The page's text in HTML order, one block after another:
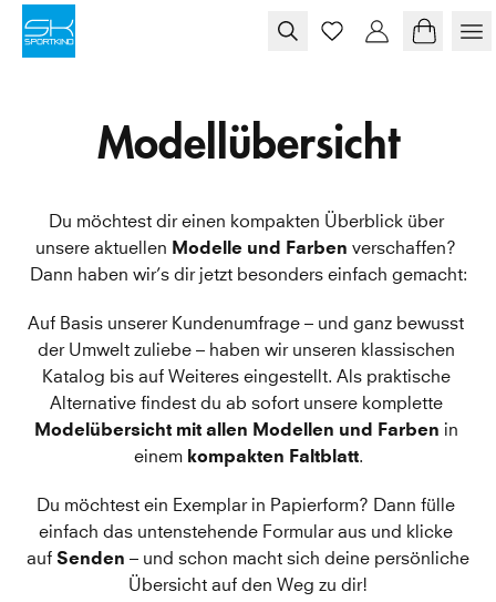
Modellübersicht
Du möchtest dir einen kompakten Überblick über
unsere aktuellen Modelle und Farben verschaffen?
Dann haben wir’s dir jetzt besonders einfach gemacht:
Auf Basis unserer Kundenumfrage – und ganz bewusst
der Umwelt zuliebe – haben wir unseren klassischen
Katalog bis auf Weiteres eingestellt. Als praktische
Alternative findest du ab sofort unsere komplette
Modelübersicht mit allen Modellen und Farben in
einem kompakten Faltblatt.
Du möchtest ein Exemplar in Papierform? Dann fülle
einfach das untenstehende Formular aus und klicke
auf Senden – und schon macht sich deine persönliche
Übersicht auf den Weg zu dir!